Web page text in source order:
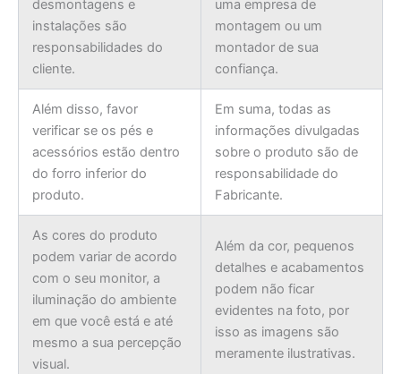
desmontagens e
instalações são
responsabilidades do
cliente.
uma empresa de
montagem ou um
montador de sua
confiança.
Além disso, favor
verificar se os pés e
acessórios estão dentro
do forro inferior do
produto.
Em suma, todas as
informações divulgadas
sobre o produto são de
responsabilidade do
Fabricante.
As cores do produto
podem variar de acordo
com o seu monitor, a
iluminação do ambiente
em que você está e até
mesmo a sua percepção
visual.
Além da cor, pequenos
detalhes e acabamentos
podem não ficar
evidentes na foto, por
isso as imagens são
meramente ilustrativas.